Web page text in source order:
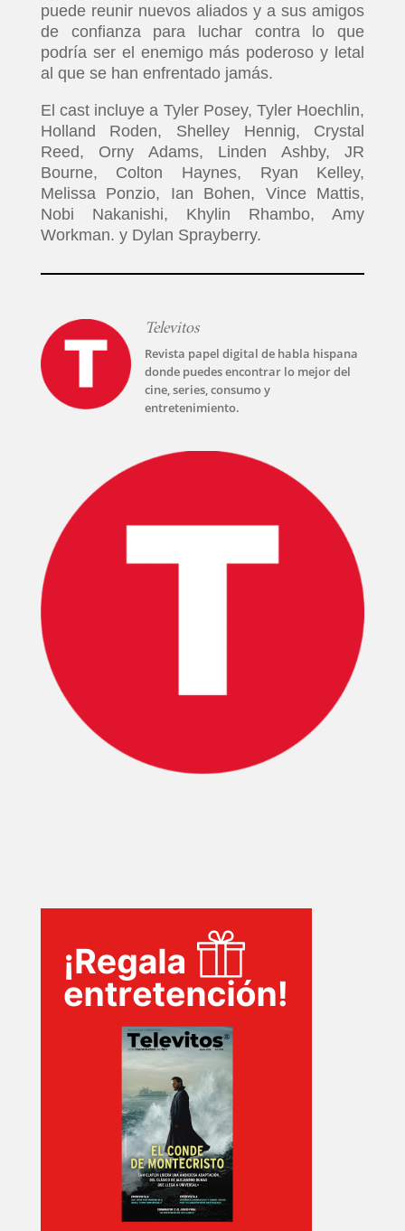
INICIO
PELICULAS
puede reunir nuevos aliados y a sus amigos
de confianza para luchar contra lo que
podría ser el enemigo más poderoso y letal
al que se han enfrentado jamás.
El cast incluye a Tyler Posey, Tyler Hoechlin,
Holland Roden, Shelley Hennig, Crystal
Reed, Orny Adams, Linden Ashby, JR
Bourne, Colton Haynes, Ryan Kelley,
Melissa Ponzio, Ian Bohen, Vince Mattis,
Nobi Nakanishi, Khylin Rhambo, Amy
Workman. y Dylan Sprayberry.
Televitos
Revista papel digital de habla hispana
donde puedes encontrar lo mejor del
cine, series, consumo y
entretenimiento.